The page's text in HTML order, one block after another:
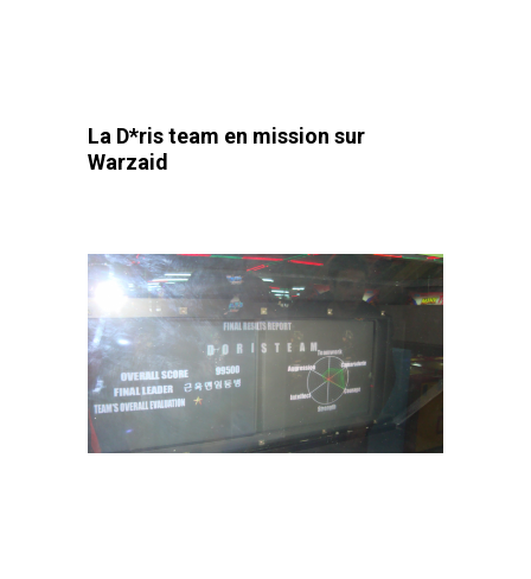
La D*ris team en mission sur
Warzaid